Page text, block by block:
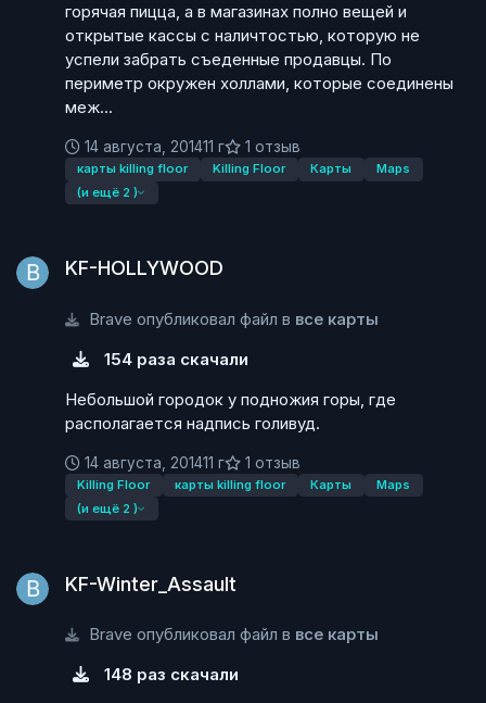
горячая пицца, а в магазинах полно вещей и
открытые кассы с наличтостью, которую не
успели забрать съеденные продавцы. По
периметр окружен холлами, которые соединены
меж...
14 августа, 201411 г 1 отзыв
карты killing floor Killing Floor Карты
Maps
(и ещё 2 )
KF-HOLLYWOOD
Brave опубликовал файл в все карты
154 раза скачали
Небольшой городок у подножия горы, где
располагается надпись голивуд.
14 августа, 201411 г 1 отзыв
Killing Floor карты killing floor Карты
Maps
(и ещё 2 )
KF-Winter_Assault
Brave опубликовал файл в все карты
148 раз скачали